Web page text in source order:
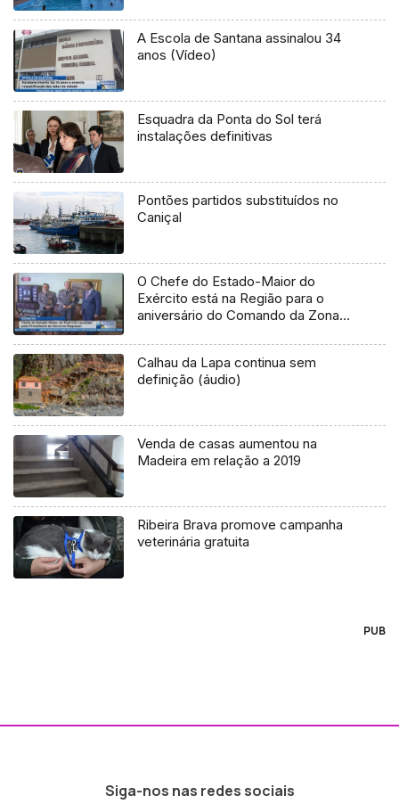
A Escola de Santana assinalou 34
anos (Vídeo)
Esquadra da Ponta do Sol terá
instalações definitivas
Pontões partidos substituídos no
Caniçal
O Chefe do Estado-Maior do
Exército está na Região para o
aniversário do Comando da Zona
Calhau da Lapa continua sem
definição (áudio)
Venda de casas aumentou na
Madeira em relação a 2019
Ribeira Brava promove campanha
veterinária gratuita
PUB
Siga-nos nas redes sociais